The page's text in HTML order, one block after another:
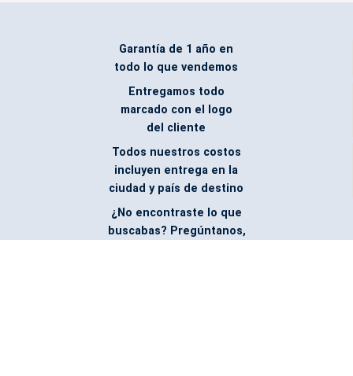
Garantía de 1 año en
todo lo que vendemos
Entregamos todo
marcado con el logo
del cliente
Todos nuestros costos
incluyen entrega en la
ciudad y país de destino
¿No encontraste lo que
buscabas? Pregúntanos,